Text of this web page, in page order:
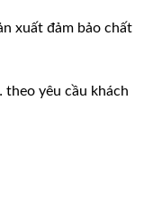
xuất đảm bảo chất
yêu cầu khách